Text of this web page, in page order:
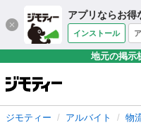
アプリならお得
インストール
地元の掲示
ジモティー アルバイト 物